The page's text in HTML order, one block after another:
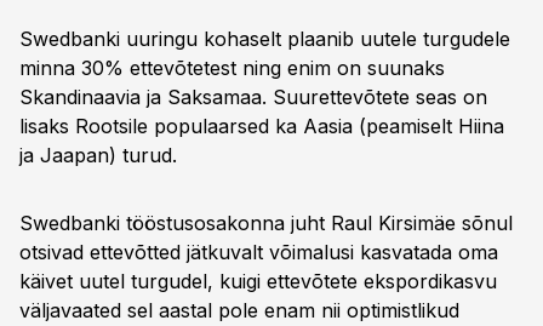
Swedbanki uuringu kohaselt plaanib uutele turgudele
minna 30% ettevõtetest ning enim on suunaks
Skandinaavia ja Saksamaa. Suurettevõtete seas on
lisaks Rootsile populaarsed ka Aasia (peamiselt Hiina
ja Jaapan) turud.
Swedbanki tööstusosakonna juht Raul Kirsimäe sõnul
otsivad ettevõtted jätkuvalt võimalusi kasvatada oma
käivet uutel turgudel, kuigi ettevõtete ekspordikasvu
väljavaated sel aastal pole enam nii optimistlikud